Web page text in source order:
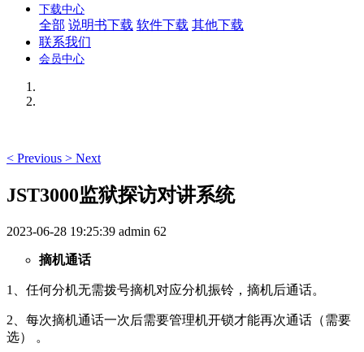
下载中心
全部 说明书下载 软件下载 其他下载
联系我们
会员中心
< Previous > Next
JST3000监狱探访对讲系统
2023-06-28 19:25:39 admin 62
摘机通话
1、任何分机无需拨号摘机对应分机振铃，摘机后通话。
2、每次摘机通话一次后需要管理机开锁才能再次通话（需要
选） 。